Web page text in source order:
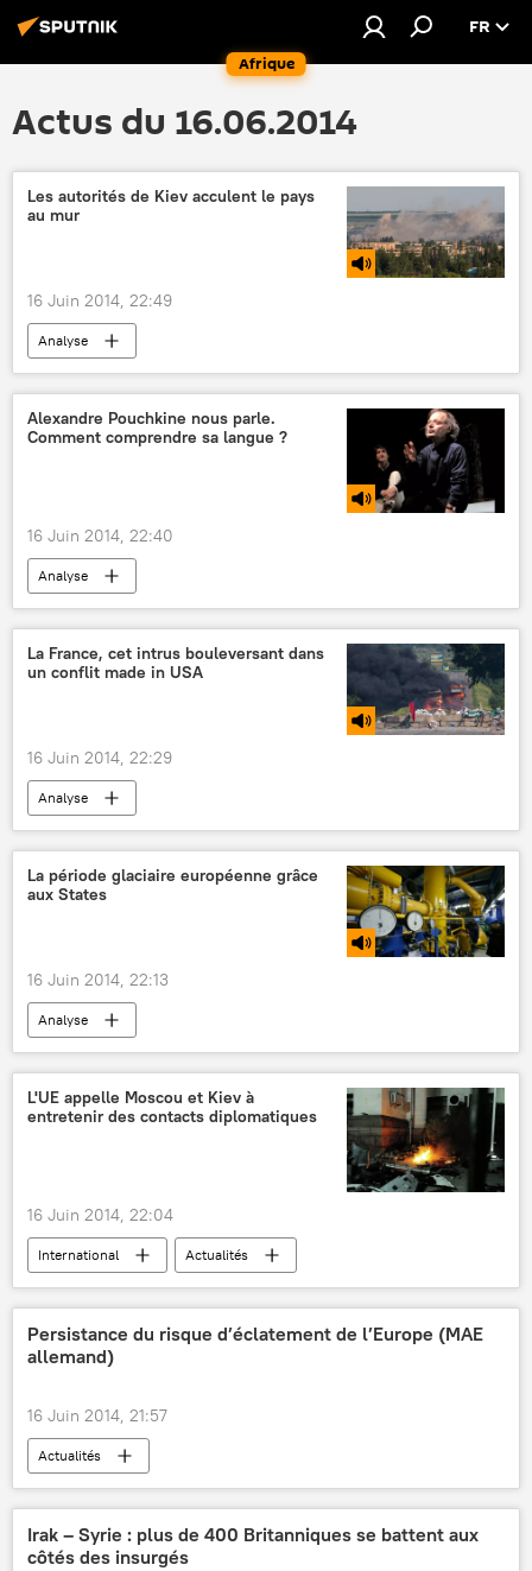
Afrique
FR
Actus du 16.06.2014
Les autorités de Kiev acculent le pays
au mur
16 Juin 2014, 22:49
Analyse
Alexandre Pouchkine nous parle.
Comment comprendre sa langue ?
16 Juin 2014, 22:40
Analyse
La France, cet intrus bouleversant dans
un conflit made in USA
16 Juin 2014, 22:29
Analyse
La période glaciaire européenne grâce
aux States
16 Juin 2014, 22:13
Analyse
L'UE appelle Moscou et Kiev à
entretenir des contacts diplomatiques
16 Juin 2014, 22:04
International
Actualités
Règlement de la situation en Ukraine (2014)
Persistance du risque d’éclatement de l’Europe (MAE
allemand)
16 Juin 2014, 21:57
Actualités
Irak – Syrie : plus de 400 Britanniques se battent aux
côtés des insurgés